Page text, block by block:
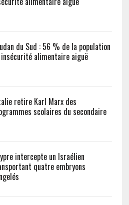
du Sud : 56 % de la population
insécurité alimentaire aiguë
retire Karl Marx des
scolaires du secondaire
intercepte un Israélien
quatre embryons